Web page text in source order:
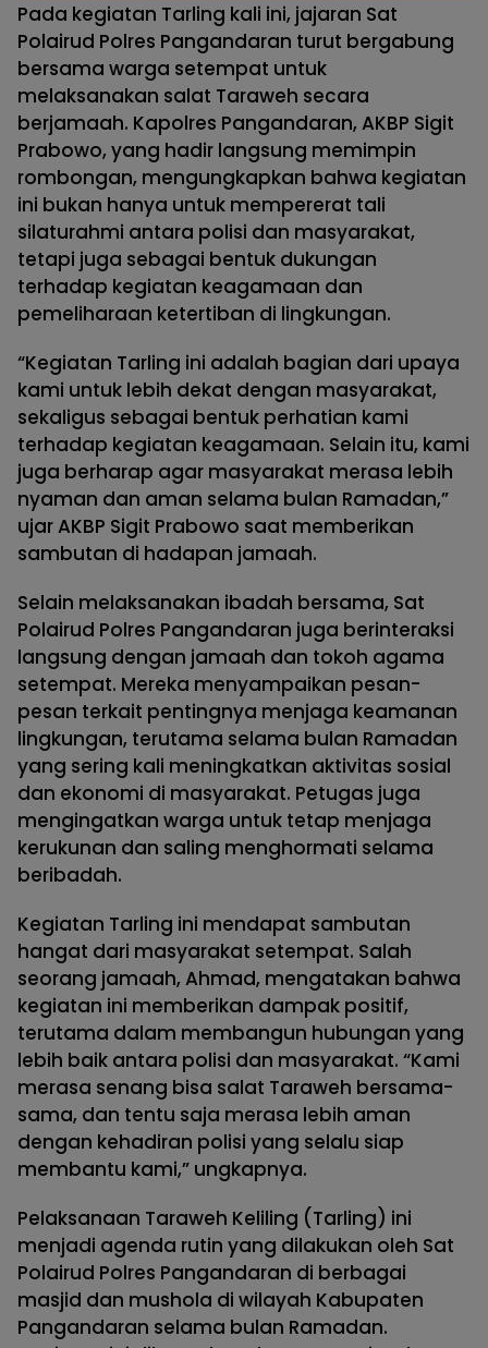
Pada kegiatan Tarling kali ini, jajaran Sat
Polairud Polres Pangandaran turut bergabung
bersama warga setempat untuk
melaksanakan salat Taraweh secara
berjamaah. Kapolres Pangandaran, AKBP Sigit
Prabowo, yang hadir langsung memimpin
rombongan, mengungkapkan bahwa kegiatan
ini bukan hanya untuk mempererat tali
silaturahmi antara polisi dan masyarakat,
tetapi juga sebagai bentuk dukungan
terhadap kegiatan keagamaan dan
pemeliharaan ketertiban di lingkungan.
“Kegiatan Tarling ini adalah bagian dari upaya
kami untuk lebih dekat dengan masyarakat,
sekaligus sebagai bentuk perhatian kami
terhadap kegiatan keagamaan. Selain itu, kami
juga berharap agar masyarakat merasa lebih
nyaman dan aman selama bulan Ramadan,”
ujar AKBP Sigit Prabowo saat memberikan
sambutan di hadapan jamaah.
Selain melaksanakan ibadah bersama, Sat
Polairud Polres Pangandaran juga berinteraksi
langsung dengan jamaah dan tokoh agama
setempat. Mereka menyampaikan pesan-
pesan terkait pentingnya menjaga keamanan
lingkungan, terutama selama bulan Ramadan
yang sering kali meningkatkan aktivitas sosial
dan ekonomi di masyarakat. Petugas juga
mengingatkan warga untuk tetap menjaga
kerukunan dan saling menghormati selama
beribadah.
Kegiatan Tarling ini mendapat sambutan
hangat dari masyarakat setempat. Salah
seorang jamaah, Ahmad, mengatakan bahwa
kegiatan ini memberikan dampak positif,
terutama dalam membangun hubungan yang
lebih baik antara polisi dan masyarakat. “Kami
merasa senang bisa salat Taraweh bersama-
sama, dan tentu saja merasa lebih aman
dengan kehadiran polisi yang selalu siap
membantu kami,” ungkapnya.
Pelaksanaan Taraweh Keliling (Tarling) ini
menjadi agenda rutin yang dilakukan oleh Sat
Polairud Polres Pangandaran di berbagai
masjid dan mushola di wilayah Kabupaten
Pangandaran selama bulan Ramadan.